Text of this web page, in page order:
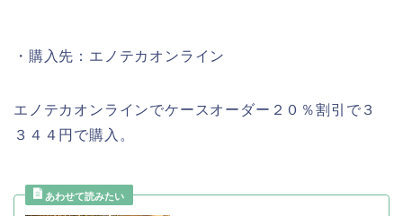
・購入先：エノテカオンライン
エノテカオンラインでケースオーダー２０％割引で３
３４４円で購入。